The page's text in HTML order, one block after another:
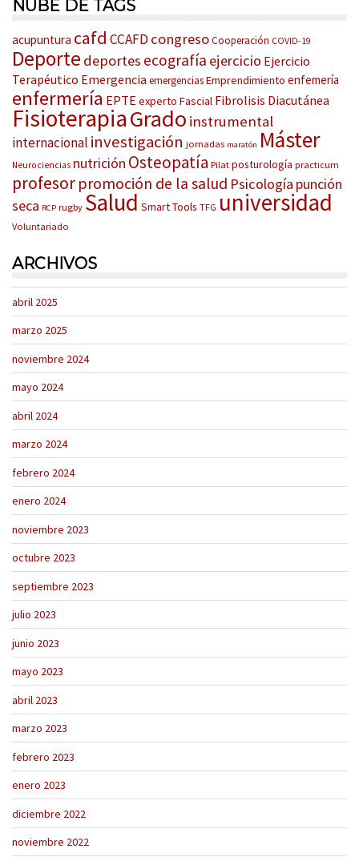
NUBE DE TAGS
acupuntura cafd CCAFDcongresoCooperación COVID-19
Deporte deportes ecografía ejercicio Ejercicio
Terapéutico EmergenciaemergenciasEmprendimiento enfemería
enfermería EPTE experto Fascial Fibrolisis Diacutánea
FisioterapiaGrado instrumental
internacional investigación jornadas maratón Máster
Neurociencias nutrición Osteopatía Pilat posturología practicum
profesor promoción de la salud Psicología punción
seca RCP rugby Salud Smart Tools TFG universidad
Voluntariado
ARCHIVOS
abril 2025
marzo 2025
noviembre 2024
mayo 2024
abril 2024
marzo 2024
febrero 2024
enero 2024
noviembre 2023
octubre 2023
septiembre 2023
julio 2023
junio 2023
mayo 2023
abril 2023
marzo 2023
febrero 2023
enero 2023
diciembre 2022
noviembre 2022